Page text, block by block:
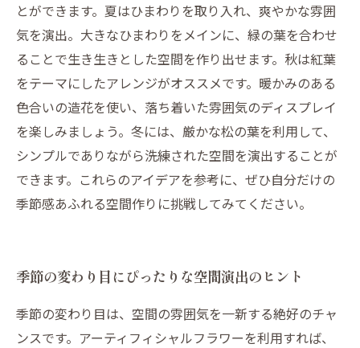
とができます。夏はひまわりを取り入れ、爽やかな雰囲
気を演出。大きなひまわりをメインに、緑の葉を合わせ
ることで生き生きとした空間を作り出せます。秋は紅葉
をテーマにしたアレンジがオススメです。暖かみのある
色合いの造花を使い、落ち着いた雰囲気のディスプレイ
を楽しみましょう。冬には、厳かな松の葉を利用して、
シンプルでありながら洗練された空間を演出することが
できます。これらのアイデアを参考に、ぜひ自分だけの
季節感あふれる空間作りに挑戦してみてください。
季節の変わり目にぴったりな空間演出のヒント
季節の変わり目は、空間の雰囲気を一新する絶好のチャ
ンスです。アーティフィシャルフラワーを利用すれば、